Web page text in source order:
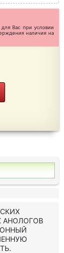
Вас при условии
наличия на
АНОЛОГОВ